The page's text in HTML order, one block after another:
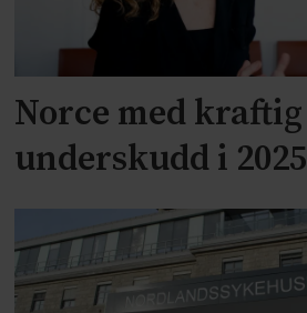
Norce med kraftig
underskudd i 2025